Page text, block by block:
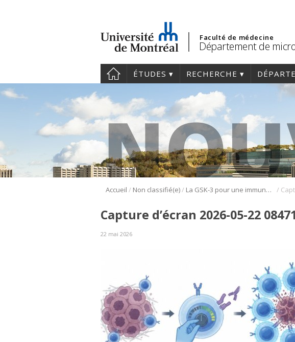
Faculté de médecine
Département de
ÉTUDES RECHERCHE
Accueil / Non classifié(e)/ La GSK-3 pour une immunothérapie plus efficace /
Capture d’écran 2026-05-22
22 mai 2026